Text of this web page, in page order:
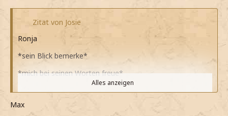
Zitat von Josie
Ronja
*sein Blick bemerke*
*mich bei seinen Worten freue*
Na endlich.
*im Warten nie gut war*
Alles anzeigen
Max